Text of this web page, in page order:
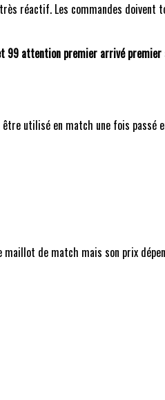
réactif. Les commandes
99 attention premier arrivé premier
utilisé en match une fois passé
de match mais son prix